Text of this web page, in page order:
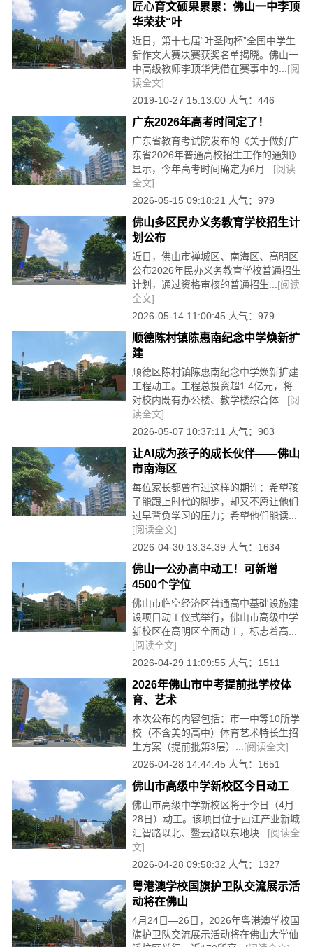
匠心育文硕果累累：佛山一中李顶
华荣获“叶
近日，第十七届“叶圣陶杯”全国中学生
新作文大赛决赛获奖名单揭晓。佛山一
中高级教师李顶华凭借在赛事中的... [阅
读全文]
2019-10-27 15:13:00 人气：446
广东2026年高考时间定了！
广东省教育考试院发布的《关于做好广
东省2026年普通高校招生工作的通知》
显示，今年高考时间确定为6月... [阅读
全文]
2026-05-15 09:18:21 人气：979
佛山多区民办义务教育学校招生计
划公布
近日，佛山市禅城区、南海区、高明区
公布2026年民办义务教育学校普通招生
计划，通过资格审核的普通招生... [阅读
全文]
2026-05-14 11:00:45 人气：979
顺德陈村镇陈惠南纪念中学焕新扩
建
顺德区陈村镇陈惠南纪念中学焕新扩建
工程动工。工程总投资超1.4亿元，将
对校内既有办公楼、教学楼综合体... [阅
读全文]
2026-05-07 10:37:11 人气：903
让AI成为孩子的成长伙伴——佛山
市南海区
每位家长都曾有过这样的期许：希望孩
子能跟上时代的脚步，却又不愿让他们
过早背负学习的压力；希望他们能读...
[阅读全文]
2026-04-30 13:34:39 人气：1634
佛山一公办高中动工！可新增
4500个学位
佛山市临空经济区普通高中基础设施建
设项目动工仪式举行，佛山市高级中学
新校区在高明区全面动工，标志着高...
[阅读全文]
2026-04-29 11:09:55 人气：1511
2026年佛山市中考提前批学校体
育、艺术
本次公布的内容包括：市一中等10所学
校（不含美的高中）体育艺术特长生招
生方案（提前批第3层）... [阅读全文]
2026-04-28 14:44:45 人气：1651
佛山市高级中学新校区今日动工
佛山市高级中学新校区将于今日（4月
28日）动工。该项目位于西江产业新城
汇智路以北、鳌云路以东地块... [阅读全
文]
2026-04-28 09:58:32 人气：1327
粤港澳学校国旗护卫队交流展示活
动将在佛山
4月24日—26日，2026年粤港澳学校国
旗护卫队交流展示活动将在佛山大学仙